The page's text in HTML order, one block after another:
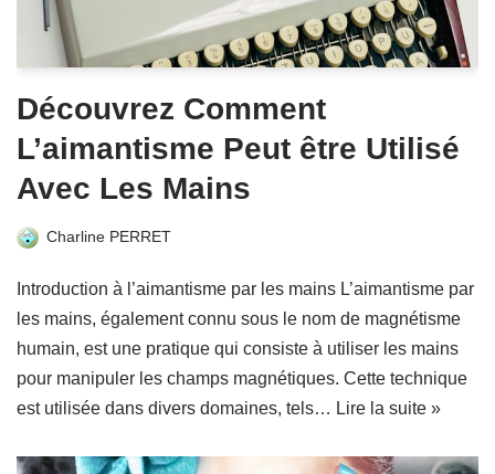
Découvrez Comment
L’aimantisme Peut être Utilisé
Avec Les Mains
Charline PERRET
Introduction à l’aimantisme par les mains L’aimantisme par
les mains, également connu sous le nom de magnétisme
humain, est une pratique qui consiste à utiliser les mains
pour manipuler les champs magnétiques. Cette technique
est utilisée dans divers domaines, tels… Lire la suite »